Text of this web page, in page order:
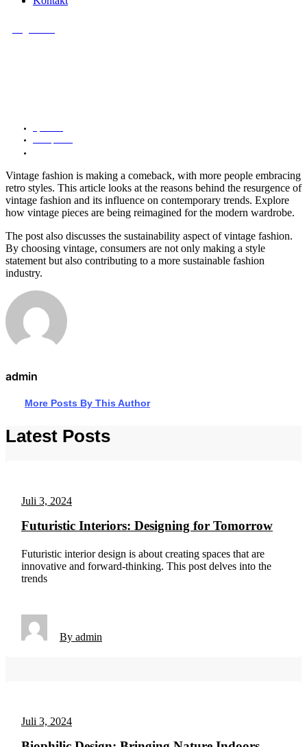
Vintage fashion is making a comeback, with more people embracing
retro styles. This article looks at the reasons behind the resurgence of
vintage fashion and its influence on contemporary trends. Explore
how vintage pieces are being reimagined for the modern wardrobe.
The post also discusses the sustainability aspect of vintage fashion.
By choosing vintage, consumers are not only making a style
statement but also contributing to a more sustainable fashion
industry.
admin
More Posts By This Author
Latest Posts
Juli 3, 2024
Futuristic Interiors: Designing for Tomorrow
Futuristic interior design is about creating spaces that are
innovative and forward-thinking. This post delves into the
trends
By admin
Juli 3, 2024